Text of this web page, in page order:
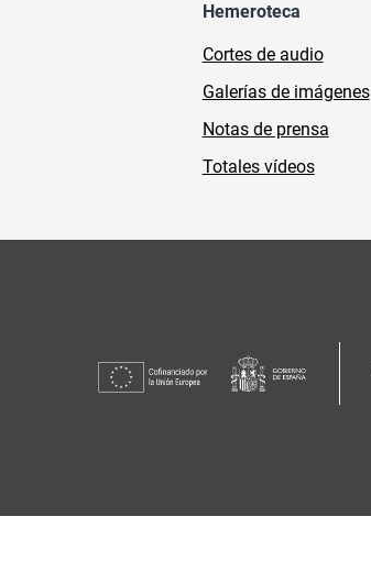
Hemeroteca
Cortes de audio
Galerías de imágenes
Notas de prensa
Totales vídeos